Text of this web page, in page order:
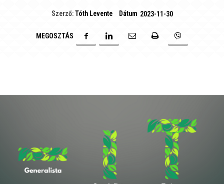
Szerző: Tóth Levente Dátum 2023-11-30
MEGOSZTÁS